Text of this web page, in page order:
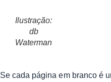
Ilustração:
db
Waterman
Se cada página em branco é